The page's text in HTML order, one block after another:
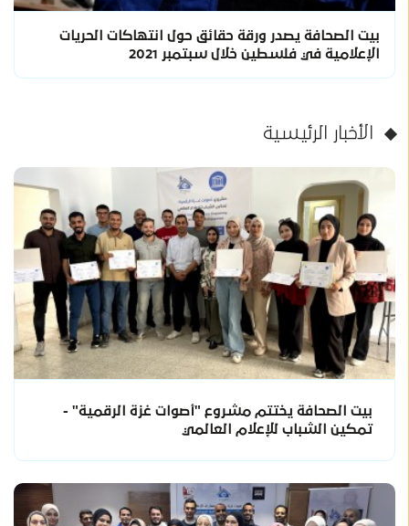
بيت الصحافة يصدر ورقة حقائق حول انتهاكات الحريات
الإعلامية في فلسطين خلال سبتمبر 2021
الأخبار الرئيسية
بيت الصحافة يختتم مشروع "أصوات غزة الرقمية" -
تمكين الشباب للإعلام العالمي